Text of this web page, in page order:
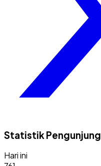
Statistik Pengunjung
Hari ini